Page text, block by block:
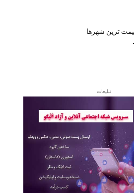
ترین شهرها
تبلیغات